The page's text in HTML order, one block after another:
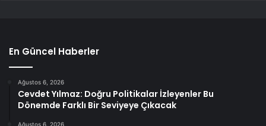
En Güncel Haberler
Ağustos 6, 2026
Cevdet Yılmaz: Doğru Politikalar İzleyenler Bu
Dönemde Farklı Bir Seviyeye Çıkacak
Ağustos 6, 2026